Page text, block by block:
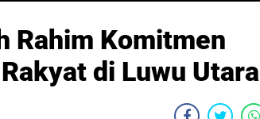
Rahim Komitmen
di Luwu Utara